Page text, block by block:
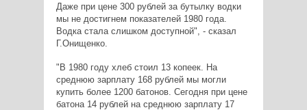
Даже при цене 300 рублей за бутылку водки
мы не достигнем показателей 1980 года.
Водка стала слишком доступной", - сказал
Г.Онищенко.
"В 1980 году хлеб стоил 13 копеек. На
среднюю зарплату 168 рублей мы могли
купить более 1200 батонов. Сегодня при цене
батона 14 рублей на среднюю зарплату 17